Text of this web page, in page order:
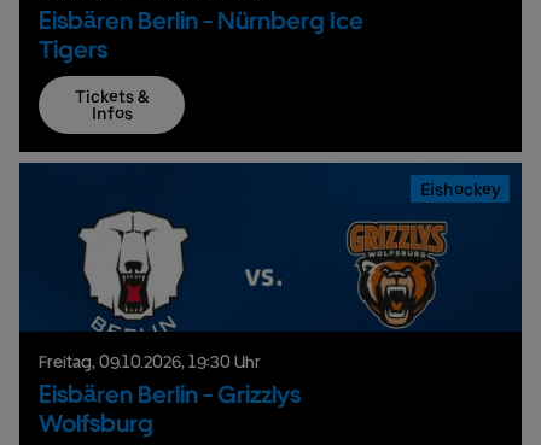
Eisbären Berlin - Nürnberg Ice
Tigers
Tickets &
Infos
Eishockey
Freitag,09.10.2026,19:30 Uhr
Eisbären Berlin - Grizzlys
Wolfsburg